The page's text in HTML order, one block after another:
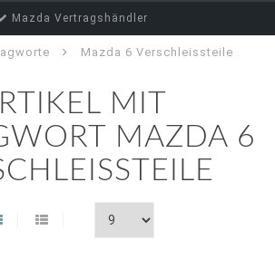
Mazda Vertragshändler
Mazda 6 Verschleissteile
MIT
MAZDA 6